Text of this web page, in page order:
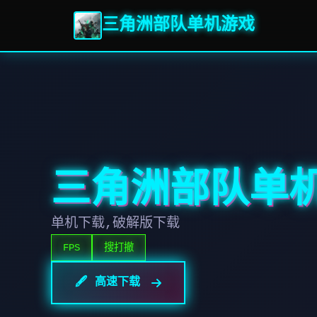
三角洲部队单机游戏
三角洲部队单
单机下载,破解版下载
FPS 搜打撤
🖋️ 高速下载